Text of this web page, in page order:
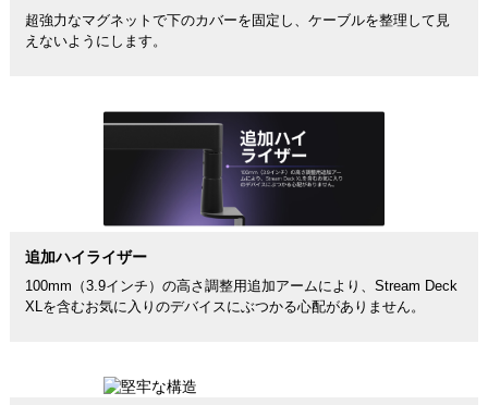
超強力なマグネットで下のカバーを固定し、ケーブルを整理して見
えないようにします。
追加ハイライザー
100mm（3.9インチ）の高さ調整用追加アームにより、Stream Deck
XLを含むお気に入りのデバイスにぶつかる心配がありません。